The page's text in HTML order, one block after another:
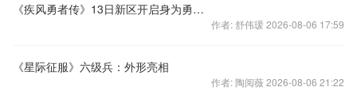
《疾风勇者传》13日新区开启身为勇者你还在等什么
作者: 舒伟瑗 2026-08-06 17:59
《星际征服》六级兵：外形亮相
作者: 陶阅薇 2026-08-06 21:22